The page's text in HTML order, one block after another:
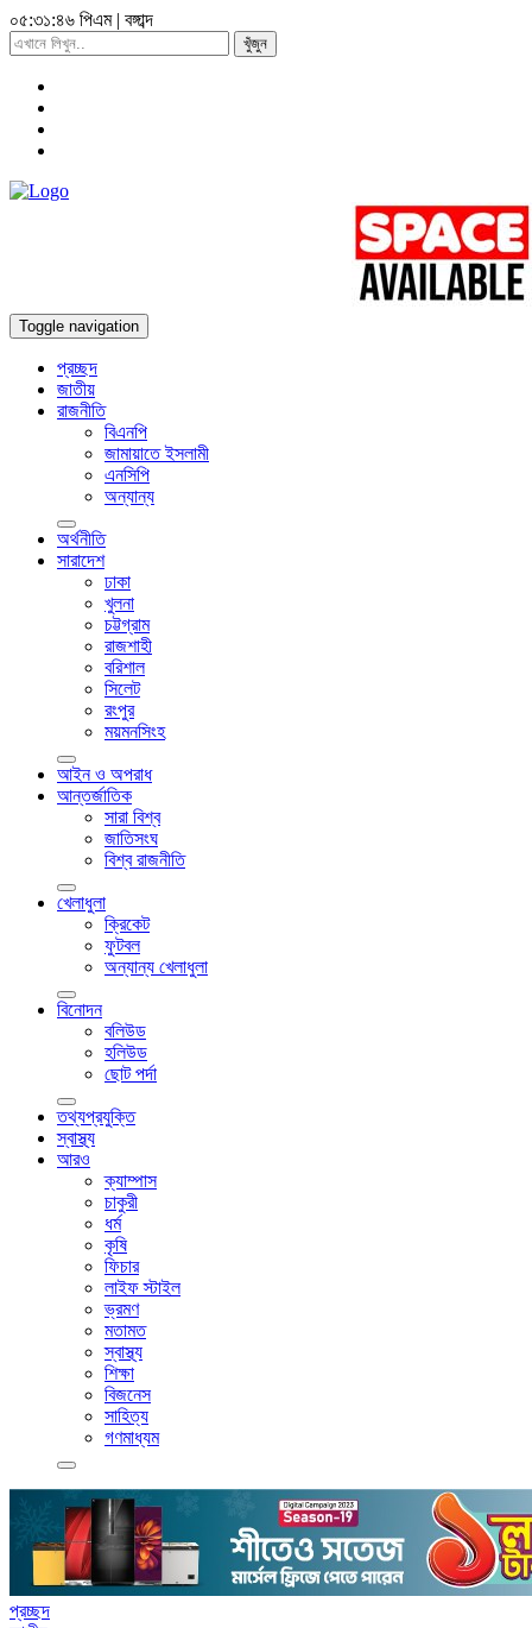
০৫:৩১:৪৭ পিএম| বঙ্গাব্দ
খুঁজুন
Toggle navigation
প্রচ্ছদ
জাতীয়
রাজনীতি
বিএনপি
জামায়াতে ইসলামী
এনসিপি
অন্যান্য
অর্থনীতি
সারাদেশ
ঢাকা
খুলনা
চট্টগ্রাম
রাজশাহী
বরিশাল
সিলেট
রংপুর
ময়মনসিংহ
আইন ও অপরাধ
আন্তর্জাতিক
সারা বিশ্ব
জাতিসংঘ
বিশ্ব রাজনীতি
খেলাধুলা
ক্রিকেট
ফুটবল
অন্যান্য খেলাধুলা
বিনোদন
বলিউড
হলিউড
ছোট পর্দা
তথ্যপ্রযুক্তি
স্বাস্থ্য
আরও
ক্যাম্পাস
চাকুরী
ধর্ম
কৃষি
ফিচার
লাইফ স্টাইল
ভ্রমণ
মতামত
স্বাস্থ্য
শিক্ষা
বিজনেস
সাহিত্য
গণমাধ্যম
প্রচ্ছদ